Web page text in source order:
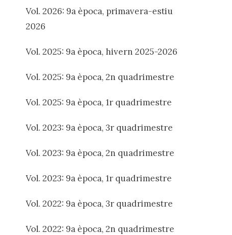
Vol. 2026: 9a època, primavera-estiu
2026
Vol. 2025: 9a època, hivern 2025-2026
Vol. 2025: 9a època, 2n quadrimestre
Vol. 2025: 9a època, 1r quadrimestre
Vol. 2023: 9a època, 3r quadrimestre
Vol. 2023: 9a època, 2n quadrimestre
Vol. 2023: 9a època, 1r quadrimestre
Vol. 2022: 9a època, 3r quadrimestre
Vol. 2022: 9a època, 2n quadrimestre